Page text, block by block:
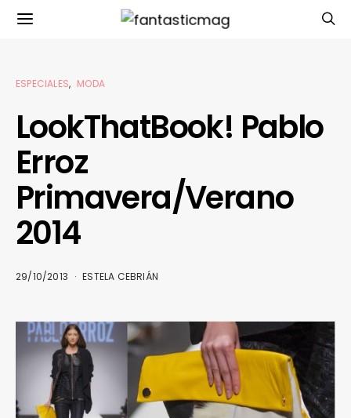
ESPECIALES MODA
LookThatBook! Pablo
Erroz
Primavera/Verano
2014
29/10/2013 ESTELA CEBRIÁN